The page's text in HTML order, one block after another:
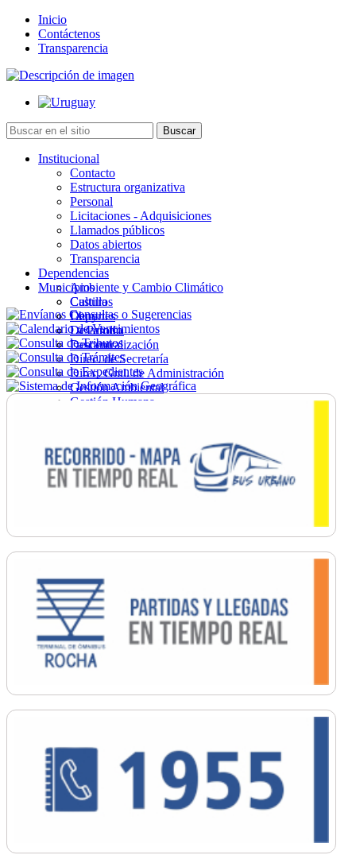
Inicio
Contáctenos
Transparencia
Institucional
Contacto
Estructura organizativa
Personal
Licitaciones - Adquisiciones
Llamados públicos
Datos abiertos
Transparencia
Dependencias
Ambiente y Cambio Climático
Cultura
Deportes
Desarrollo
Descentralización
Direc. de Secretaría
Direc. Gral. de Administración
Gestión Ambiental
Gestión Humana
Ordenamiento
Promoción Social
Salud
Secretaría General
Municipios
Castillos
Chuy
La Paloma
Lascano